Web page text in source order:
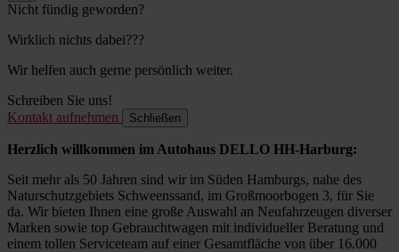
Nicht fündig geworden?
Wirklich nichts dabei???
Wir helfen auch gerne persönlich weiter.
Schreiben Sie uns!
Kontakt aufnehmen
Schließen
Herzlich willkommen im Autohaus DELLO HH-Harburg:
Seit mehr als 50 Jahren sind wir im Süden Hamburgs, nahe des
Naturschutzgebiets Schweenssand, im Großmoorbogen 3, für Sie
da. Wir bieten Ihnen eine große Auswahl an Neufahrzeugen diverser
Marken sowie top Gebrauchtwagen mit individueller Beratung und
einem tollen Serviceteam auf einer Gesamtfläche von über 16.000